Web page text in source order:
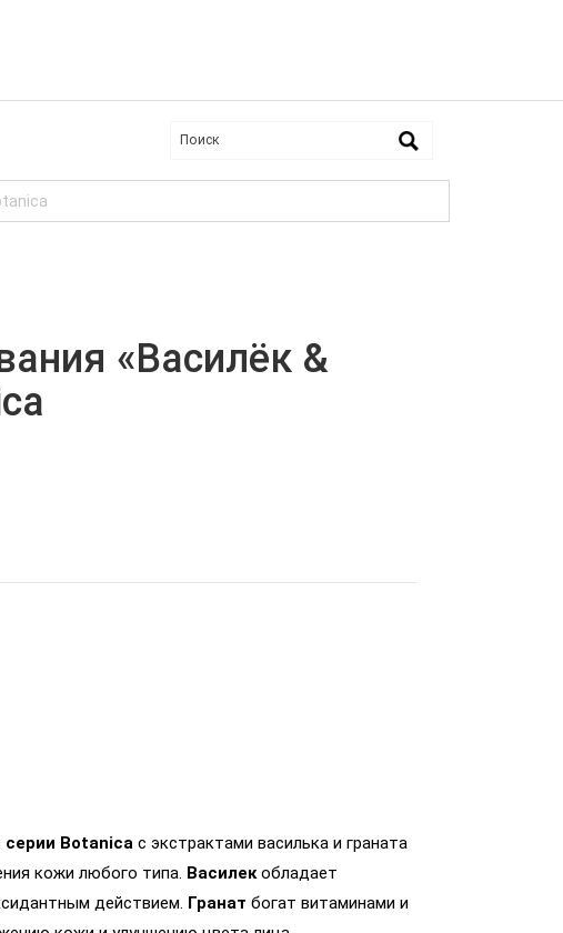
«Василёк &
Botanicaс экстрактами василька и граната
кожи любого типа. Василекобладает
действием. Гранат богат витаминами и